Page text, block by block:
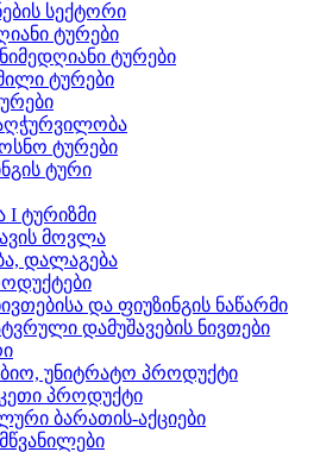
სექტორი
ტურები
ტურები
ტურები
ტურები
ტური
I ტურიზმი
მოვლა
დალაგება
და ფიუზინგის ნაწარმი
დამუშავების ნივთები
უნიტრატო პროდუქტი
პროდუქტი
ბარათის-აქციები